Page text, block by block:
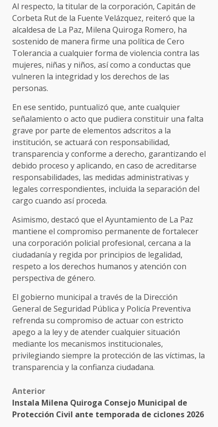
Al respecto, la titular de la corporación, Capitán de
Corbeta Rut de la Fuente Velázquez, reiteró que la
alcaldesa de La Paz, Milena Quiroga Romero, ha
sostenido de manera firme una política de Cero
Tolerancia a cualquier forma de violencia contra las
mujeres, niñas y niños, así como a conductas que
vulneren la integridad y los derechos de las
personas.
En ese sentido, puntualizó que, ante cualquier
señalamiento o acto que pudiera constituir una falta
grave por parte de elementos adscritos a la
institución, se actuará con responsabilidad,
transparencia y conforme a derecho, garantizando el
debido proceso y aplicando, en caso de acreditarse
responsabilidades, las medidas administrativas y
legales correspondientes, incluida la separación del
cargo cuando así proceda.
Asimismo, destacó que el Ayuntamiento de La Paz
mantiene el compromiso permanente de fortalecer
una corporación policial profesional, cercana a la
ciudadanía y regida por principios de legalidad,
respeto a los derechos humanos y atención con
perspectiva de género.
El gobierno municipal a través de la Dirección
General de Seguridad Pública y Policía Preventiva
refrenda su compromiso de actuar con estricto
apego a la ley y de atender cualquier situación
mediante los mecanismos institucionales,
privilegiando siempre la protección de las víctimas, la
transparencia y la confianza ciudadana.
Post
navigation
Anterior
Instala Milena Quiroga Consejo Municipal de
Protección Civil ante temporada de ciclones 2026